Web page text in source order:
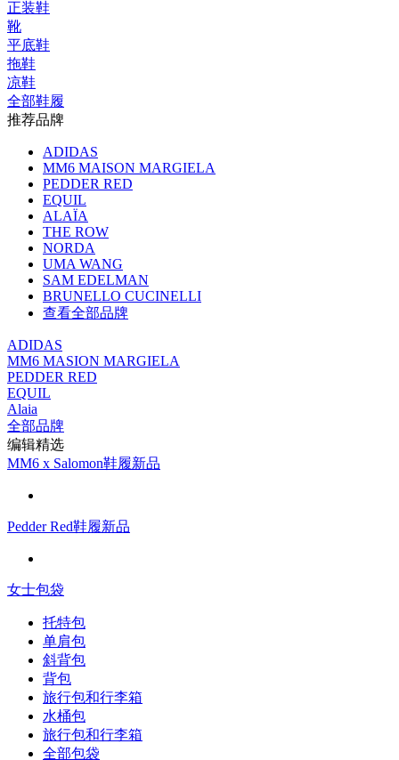
正装鞋
靴
平底鞋
拖鞋
凉鞋
全部鞋履
推荐品牌
ADIDAS
MM6 MAISON MARGIELA
PEDDER RED
EQUIL
ALAÏA
THE ROW
NORDA
UMA WANG
SAM EDELMAN
BRUNELLO CUCINELLI
查看全部品牌
ADIDAS
MM6 MASION MARGIELA
PEDDER RED
EQUIL
Alaia
全部品牌
编辑精选
MM6 x Salomon鞋履新品
Pedder Red鞋履新品
女士包袋
托特包
单肩包
斜背包
背包
旅行包和行李箱
水桶包
旅行包和行李箱
全部包袋